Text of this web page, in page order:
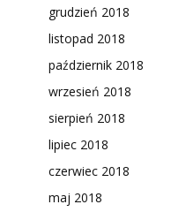
grudzień 2018
listopad 2018
październik 2018
wrzesień 2018
sierpień 2018
lipiec 2018
czerwiec 2018
maj 2018